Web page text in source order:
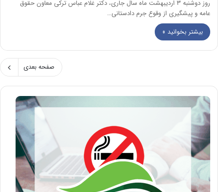
روز دوشنبه ۳ اردیبهشت ماه سال جاری، دکتر غلام عباس ترکی معاون حقوق
عامه و پیشگیری از وقوع جرم دادستانی…
بیشتر بخوانید »
صفحه بعدی